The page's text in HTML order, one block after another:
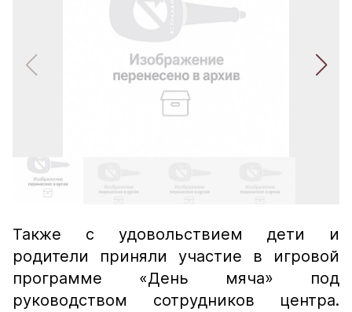
Также с удовольствием дети и
родители приняли участие в игровой
программе «День мяча» под
руководством сотрудников центра.